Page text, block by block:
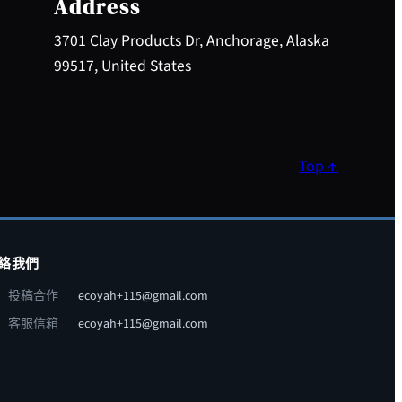
Address
3701 Clay Products Dr, Anchorage, Alaska
99517, United States
Top ↑
我們
投稿合作
ecoyah+115@gmail.com
客服信箱
ecoyah+115@gmail.com